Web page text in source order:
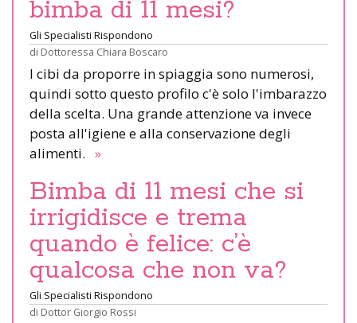
bimba di 11 mesi?
Gli Specialisti Rispondono
di Dottoressa Chiara Boscaro
I cibi da proporre in spiaggia sono numerosi,
quindi sotto questo profilo c'è solo l'imbarazzo
della scelta. Una grande attenzione va invece
posta all'igiene e alla conservazione degli
alimenti. »
Bimba di 11 mesi che si
irrigidisce e trema
quando è felice: c’è
qualcosa che non va?
Gli Specialisti Rispondono
di Dottor Giorgio Rossi